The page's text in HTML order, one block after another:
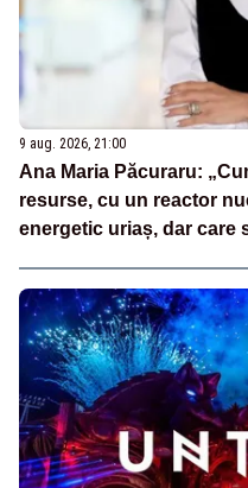
9 aug. 2026, 21:00
Ana Maria Păcuraru:
resurse, cu un reactor
energetic uriaș, dar care